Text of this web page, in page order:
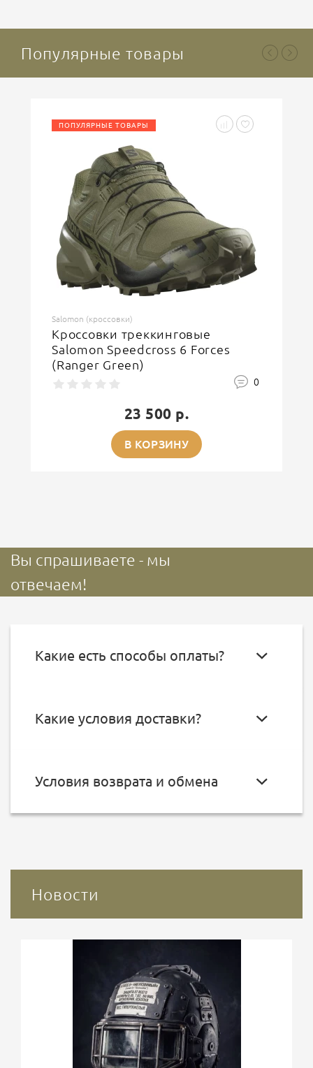
подготовки счета.
Введите код, указанный на картинке
ОСТАВИТЬ ОТЗЫВ
Популярные товары
ПОПУЛЯРНЫЕ ТОВАРЫ
Salomon (кроссовки)
Кроссовки треккинговые
Salomon Speedcross 6 Forces
(Ranger Green)
0
23 500 р.
В КОРЗИНУ
Вы спрашиваете - мы
отвечаем!
Какие есть способы оплаты?
Какие условия доставки?
Условия возврата и обмена
Новости